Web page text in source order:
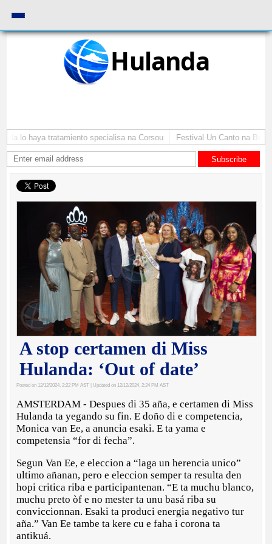
Hulanda
lo haya tratamiento specialisa na Corsou Festival Un Canto na
Subscribe
A stop certamen di Miss
Hulanda: ‘Out of date’
Posted on 12/12/2024, 2:22 PM AST | Updated on 12/12/2024, 2:24 PM AST
AMSTERDAM - Despues di 35 aña, e certamen di Miss
Hulanda ta yegando su fin. E doño di e competencia,
Monica van Ee, a anuncia esaki. E ta yama e
competensia “for di fecha”.
Segun Van Ee, e eleccion a “laga un herencia unico”
ultimo añanan, pero e eleccion semper ta resulta den
hopi critica riba e participantenan. “E ta muchu blanco,
muchu preto òf e no mester ta unu basá riba su
conviccionnan. Esaki ta produci energia negativo tur
aña.” Van Ee tambe ta kere cu e faha i corona ta
antikuá.